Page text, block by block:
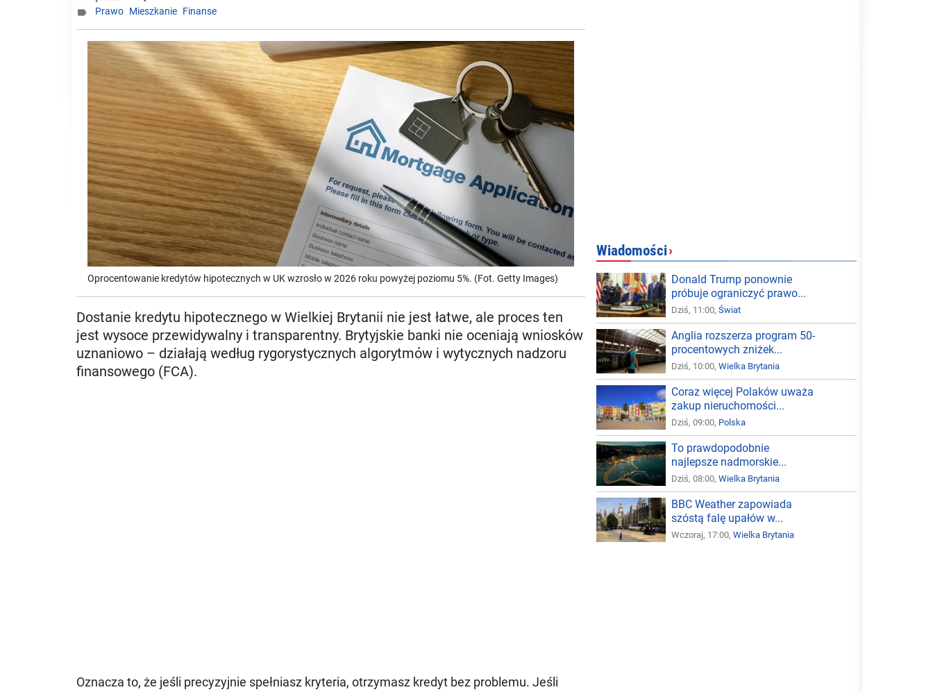

Prawo Mieszkanie Finanse
Oprocentowanie kredytów hipotecznych w UK wzrosło w 2026 roku powyżej poziomu 5%. (Fot. Getty Images)
Dostanie kredytu hipotecznego w Wielkiej Brytanii nie jest łatwe, ale proces ten
jest wysoce przewidywalny i transparentny. Brytyjskie banki nie oceniają wniosków
uznaniowo – działają według rygorystycznych algorytmów i wytycznych nadzoru
finansowego (FCA).
Oznacza to, że jeśli precyzyjnie spełniasz kryteria, otrzymasz kredyt bez problemu. Jeśli
Wiadomości›
Donald Trump ponownie
próbuje ograniczyć prawo...
Dziś, 11:00,Świat
Anglia rozszerza program 50-
procentowych zniżek...
Dziś, 10:00,Wielka Brytania
Coraz więcej Polaków uważa
zakup nieruchomości...
Dziś, 09:00, Polska
To prawdopodobnie
najlepsze nadmorskie...
Dziś, 08:00,Wielka Brytania
BBC Weather zapowiada
szóstą falę upałów w...
Wczoraj, 17:00,Wielka Brytania